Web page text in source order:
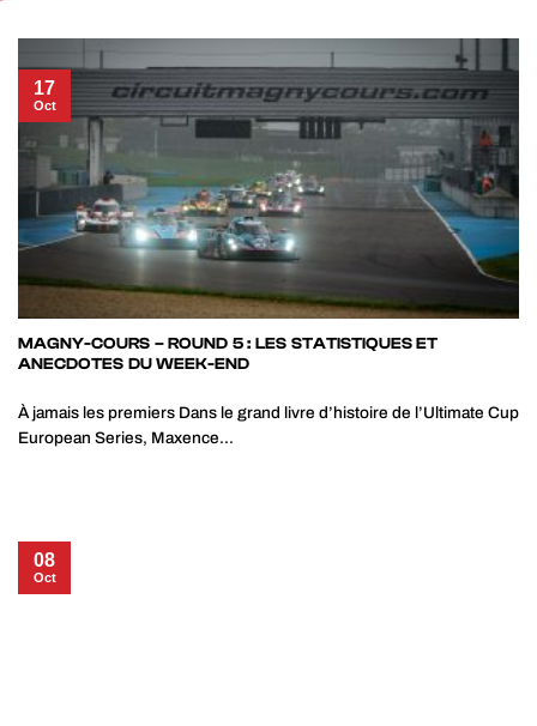
MAGNY-COURS – ROUND 5 : LES STATISTIQUES ET
ANECDOTES DU WEEK-END
À jamais les premiers Dans le grand livre d’histoire de l’Ultimate Cup
European Series, Maxence...
17
Oct
08
Oct